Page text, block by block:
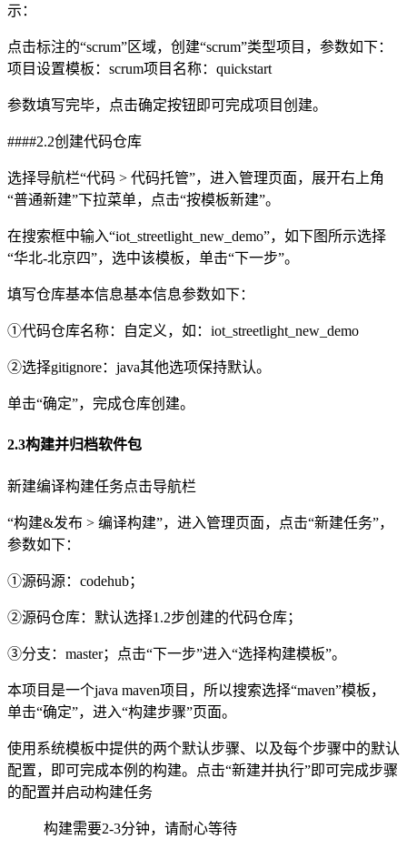
示：
点击标注的“scrum”区域，创建“scrum”类型项目，参数如下：
项目设置模板：scrum项目名称：quickstart
参数填写完毕，点击确定按钮即可完成项目创建。
####2.2创建代码仓库
选择导航栏“代码 > 代码托管”，进入管理页面，展开右上角
“普通新建”下拉菜单，点击“按模板新建”。
在搜索框中输入“iot_streetlight_new_demo”，如下图所示选择
“华北-北京四”，选中该模板，单击“下一步”。
填写仓库基本信息基本信息参数如下：
①代码仓库名称：自定义，如：iot_streetlight_new_demo
②选择gitignore：java其他选项保持默认。
单击“确定”，完成仓库创建。
2.3构建并归档软件包
新建编译构建任务点击导航栏
“构建&发布 > 编译构建”，进入管理页面，点击“新建任务”，
参数如下：
①源码源：codehub；
②源码仓库：默认选择1.2步创建的代码仓库；
③分支：master；点击“下一步”进入“选择构建模板”。
本项目是一个java maven项目，所以搜索选择“maven”模板，
单击“确定”，进入“构建步骤”页面。
使用系统模板中提供的两个默认步骤、以及每个步骤中的默认
配置，即可完成本例的构建。点击“新建并执行”即可完成步骤
的配置并启动构建任务
构建需要2-3分钟，请耐心等待